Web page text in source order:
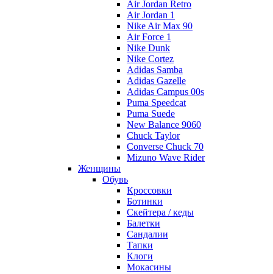
Air Jordan Retro
Air Jordan 1
Nike Air Max 90
Air Force 1
Nike Dunk
Nike Cortez
Adidas Samba
Adidas Gazelle
Adidas Campus 00s
Puma Speedcat
Puma Suede
New Balance 9060
Chuck Taylor
Converse Chuck 70
Mizuno Wave Rider
Женщины
Обувь
Кроссовки
Ботинки
Скейтера / кеды
Балетки
Сандалии
Тапки
Клоги
Мокасины